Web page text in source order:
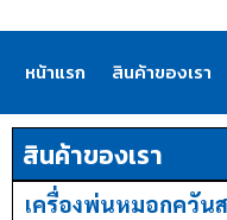
หน้าแรก สินค้าของเรา
สินค้าของเรา
เครื่องพ่นหมอกควัน